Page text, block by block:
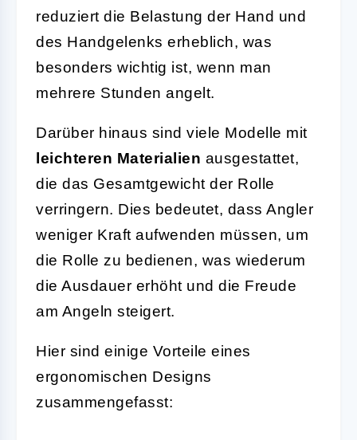
reduziert die Belastung der Hand und
des Handgelenks erheblich, was
besonders wichtig ist, wenn man
mehrere Stunden angelt.
Darüber hinaus sind viele Modelle mit
leichteren Materialien ausgestattet,
die das Gesamtgewicht der Rolle
verringern. Dies bedeutet, dass Angler
weniger Kraft aufwenden müssen, um
die Rolle zu bedienen, was wiederum
die Ausdauer erhöht und die Freude
am Angeln steigert.
Hier sind einige Vorteile eines
ergonomischen Designs
zusammengefasst: